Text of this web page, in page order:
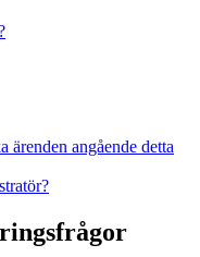
ärenden angående detta